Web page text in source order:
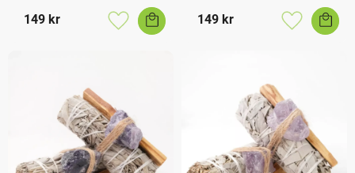
149 kr
Lagre som favoritt
149 kr
Lagre som